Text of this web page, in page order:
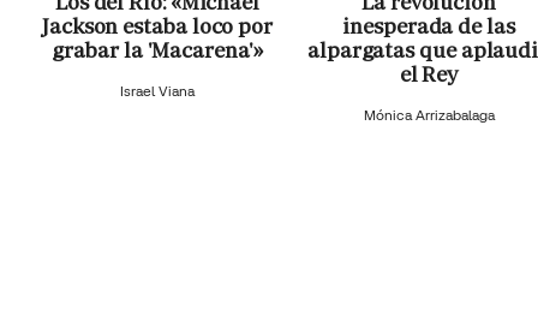
Jackson estaba loco por
grabar la 'Macarena'»
Israel Viana
inesperada de las
alpargatas que
el Rey
Mónica Arrizabalaga